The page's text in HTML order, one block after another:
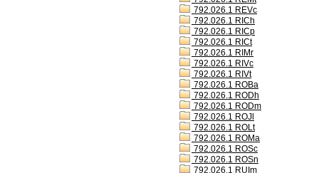
792.026.1 REVc
792.026.1 RICh
792.026.1 RICp
792.026.1 RICt
792.026.1 RIMr
792.026.1 RIVc
792.026.1 RIVt
792.026.1 ROBa
792.026.1 RODh
792.026.1 RODm
792.026.1 ROJl
792.026.1 ROLt
792.026.1 ROMa
792.026.1 ROSc
792.026.1 ROSn
792.026.1 RUIm